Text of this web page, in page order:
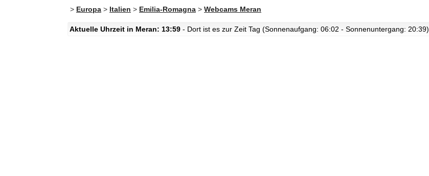
> Europa > Italien > Emilia-Romagna > Webcams Meran
Aktuelle Uhrzeit in Meran: 13:59 - Dort ist es zur Zeit Tag (Sonnenaufgang: 06:02 - Sonnenuntergang: 20:39)